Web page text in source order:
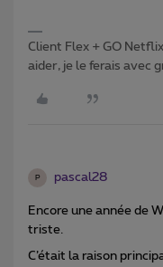
Client Flex + GO
aider, je le ferais avec
P pascal28
Encore une année de
triste.
C’était la raison